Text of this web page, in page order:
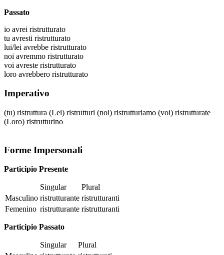
Passato
io avrei ristrutturato
tu avresti ristrutturato
lui/lei avrebbe ristrutturato
noi avremmo ristrutturato
voi avreste ristrutturato
loro avrebbero ristrutturato
Imperativo
(tu) ristruttura (Lei) ristrutturi (noi) ristrutturiamo (voi) ristrutturate
(Loro) ristrutturino
Forme Impersonali
Participio Presente
Singular
Plural
Masculino ristrutturante ristrutturanti
Femenino ristrutturante ristrutturanti
Participio Passato
Singular
Plural